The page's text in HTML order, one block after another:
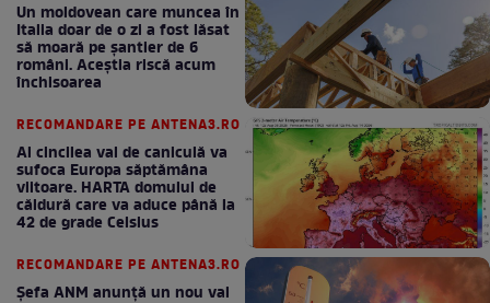
Un moldovean care muncea în
Italia doar de o zi a fost lăsat
să moară pe şantier de 6
români. Aceștia riscă acum
închisoarea
RECOMANDARE PE ANTENA3.RO
Al cincilea val de caniculă va
sufoca Europa săptămâna
viitoare. HARTA domului de
căldură care va aduce până la
42 de grade Celsius
RECOMANDARE PE ANTENA3.RO
Șefa ANM anunță un nou val